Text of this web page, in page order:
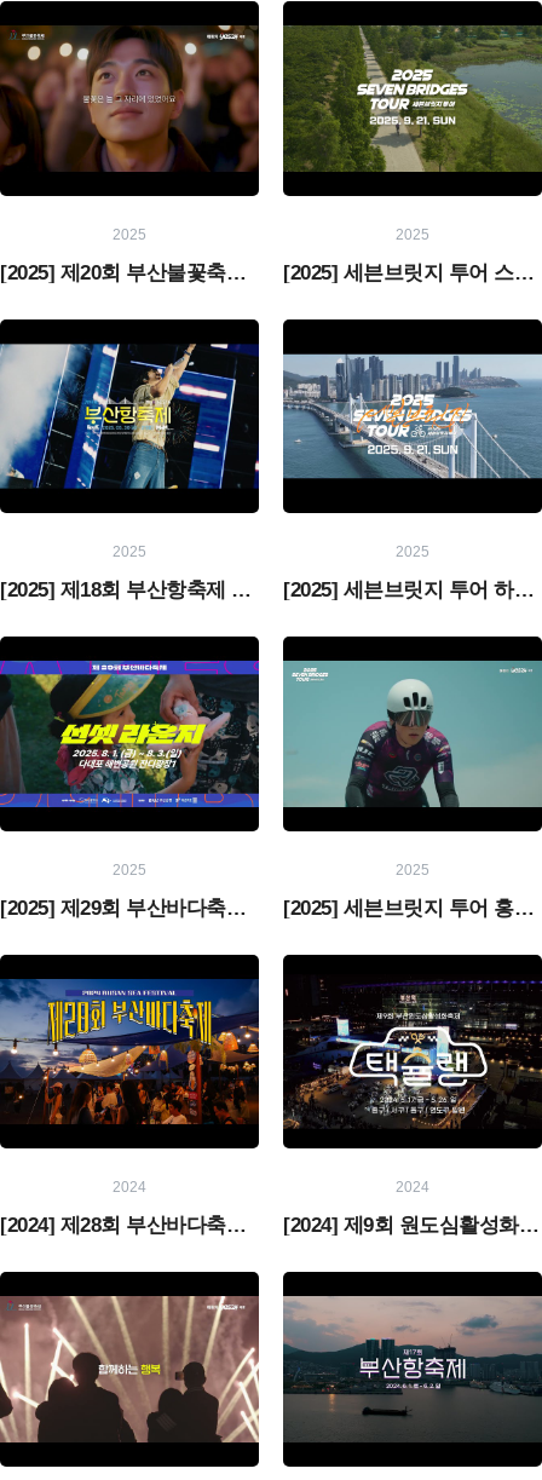
2025
[2025] 제20회 부산불꽃축제 홍보 영상
2025
[2025] 세븐브릿지 투어 스케치 영상
2025
[2025] 제18회 부산항축제 현장스케치
2025
[2025] 세븐브릿지 투어 하이라이트
2025
[2025] 제29회 부산바다축제 홍보 영상
2025
[2025] 세븐브릿지 투어 홍보 영상
2024
[2024] 제28회 부산바다축제 현장스케치
2024
[2024] 제9회 원도심활성화축제 '택슐랭'